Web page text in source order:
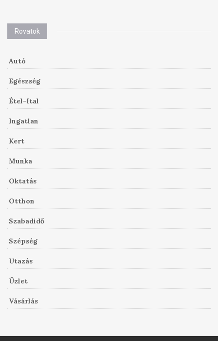
Rovatok
Autó
Egészség
Étel-Ital
Ingatlan
Kert
Munka
Oktatás
Otthon
Szabadidő
Szépség
Utazás
Üzlet
Vásárlás